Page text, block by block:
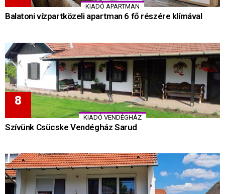
KIADÓ APARTMAN
Balatoni vízpartközeli apartman 6 fő részére klímával
KIADÓ VENDÉGHÁZ
Szívünk Csücske Vendégház Sarud